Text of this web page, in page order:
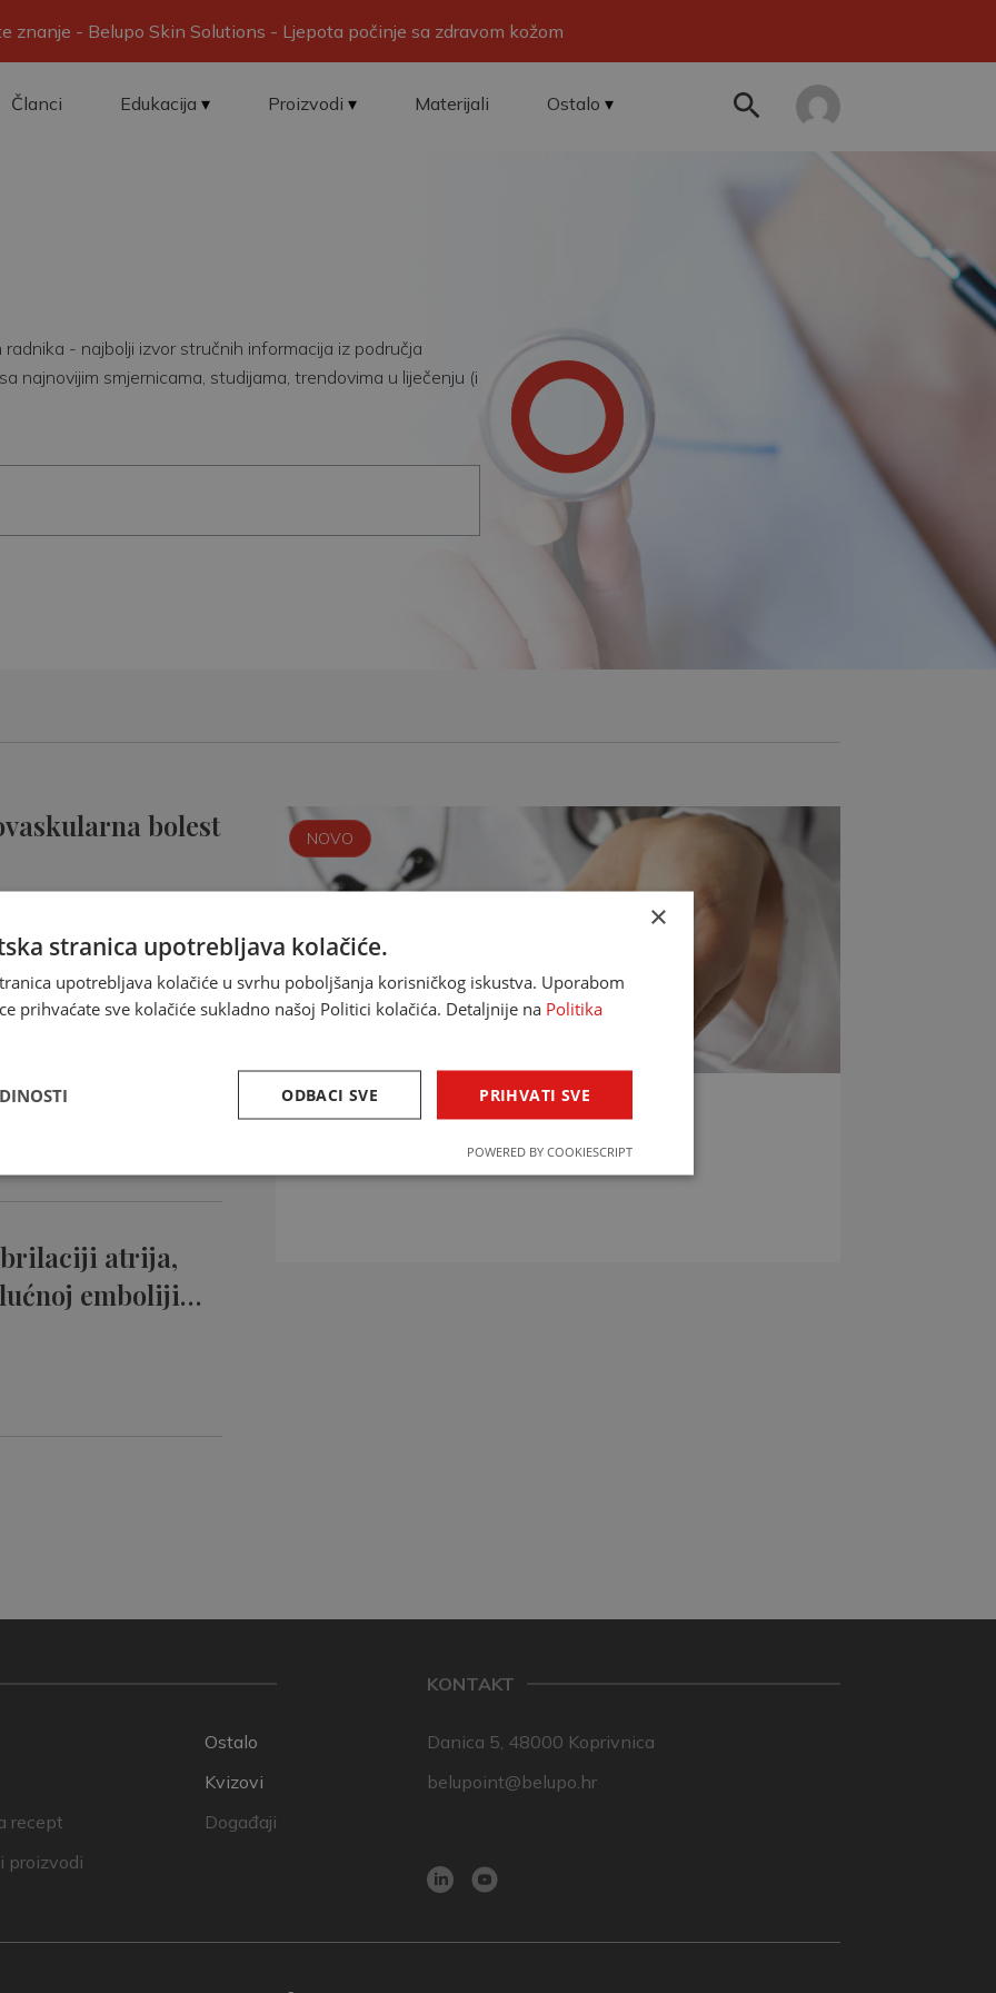
znanje - Belupo Skin Solutions - Ljepota počinje sa zdravom kožom
Članci Edukacija Proizvodi Materijali Ostalo
- najbolji izvor stručnih informacija iz područja
najnovijim smjernicama, studijama, trendovima u liječenju (i
bolest
atrija,
emboliji…
NOVO
INTERAKCIJE LIJEKOVA
Provjerite interakcije lijekova u svega par klikova!
recept
proizvodi
Ostalo
Kvizovi
Događaji
KONTAKT
Danica 5, 48000 Koprivnica
belupoint@belupo.hr
×
stranica upotrebljava kolačiće.
upotrebljava kolačiće u svrhu poboljšanja korisničkog iskustva. Uporabom
prihvaćate sve kolačiće sukladno našoj Politici kolačića. Detaljnije na Politika
PRIHVATI SVE
ODBACI SVE
POWERED BY COOKIESCRIPT